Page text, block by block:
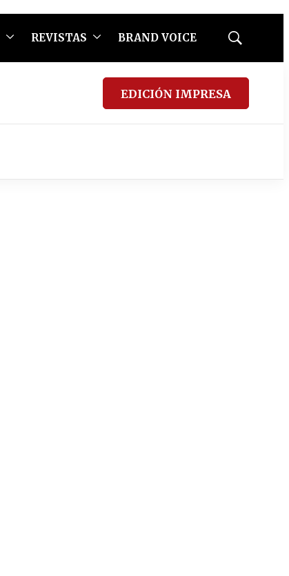
REVISTAS BRAND VOICE
Mostrar
EDICIÓN IMPRESA